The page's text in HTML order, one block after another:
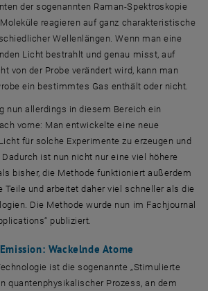
der sogenannten Raman-Spektroskopie
reagieren auf ganz charakteristische
Wellenlängen. Wenn man eine
Licht bestrahlt und genau misst, auf
von der Probe verändert wird, kann man
ein bestimmtes Gas enthält oder nicht.
nun allerdings in diesem Bereich ein
vorne: Man entwickelte eine neue
für solche Experimente zu erzeugen und
ist nun nicht nur eine viel höhere
bisher, die Methode funktioniert außerdem
Teile und arbeitet daher viel schneller als die
Die Methode wurde nun im Fachjournal
publiziert.
Wackelnde Atome
ist die sogenannte „Stimulierte
quantenphysikalischer Prozess, an dem